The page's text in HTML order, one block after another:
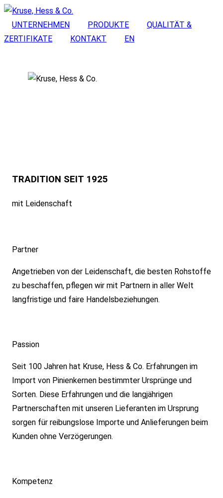
UNTERNEHMEN PRODUKTE
QUALITÄT &
ZERTIFIKATE
KONTAKT EN
TRADITION SEIT 1925
mit Leidenschaft
Partner
Angetrieben von der Leidenschaft, die besten Rohstoffe
zu beschaffen, pflegen wir mit Partnern in aller Welt
langfristige und faire Handelsbeziehungen.
Passion
Seit 100 Jahren hat Kruse, Hess & Co. Erfahrungen im
Import von Pinienkernen bestimmter Ursprünge und
Sorten. Diese Erfahrungen und die langjährigen
Partnerschaften mit unseren Lieferanten im Ursprung
sorgen für reibungslose Importe und Anlieferungen beim
Kunden ohne Verzögerungen.
Kompetenz